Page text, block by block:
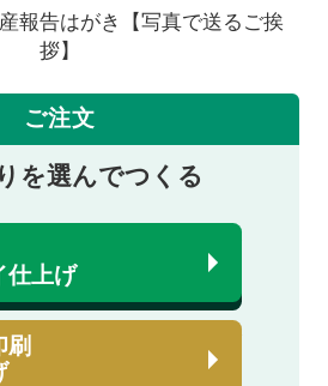
報告はがき【写真で送るご挨
拶】
ご注文
を選んでつくる
仕上げ
刷